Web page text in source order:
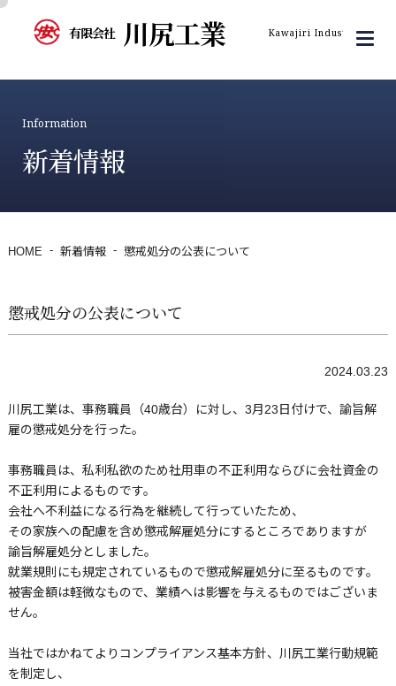
有限会社 川尻工業 Kawajiri Industry Inc.
Information
新着情報
HOME 新着情報 懲戒処分の公表について
懲戒処分の公表について
2024.03.23
川尻工業は、事務職員（40歳台）に対し、3月23日付けで、諭旨解
雇の懲戒処分を行った。
事務職員は、私利私欲のため社用車の不正利用ならびに会社資金の
不正利用によるものです。
会社へ不利益になる行為を継続して行っていたため、
その家族への配慮を含め懲戒解雇処分にするところでありますが
諭旨解雇処分としました。
就業規則にも規定されているもので懲戒解雇処分に至るものです。
被害金額は軽微なもので、業績へは影響を与えるものではございま
せん。
当社ではかねてよりコンプライアンス基本方針、川尻工業行動規範
を制定し、